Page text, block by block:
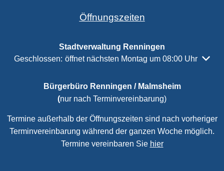
Öffnungszeiten
Stadtverwaltung Renningen
Klicken, um weitere Öffnungs- oder Schließzeiten
Geschlossen: öffnet nächsten Montag um 08:00 Uhr
Bürgerbüro Renningen / Malmsheim
(nur nach Terminvereinbarung)
Termine außerhalb der Öffnungszeiten sind nach vorheriger
Terminvereinbarung während der ganzen Woche möglich.
Termine vereinbaren Sie hier